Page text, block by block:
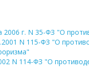
г. N 35-ФЗ "О
N 115-ФЗ "О
N 114-ФЗ "О